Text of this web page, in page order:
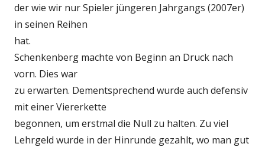
der wie wir nur Spieler jüngeren Jahrgangs (2007er)
in seinen Reihen
hat.
Schenkenberg machte von Beginn an Druck nach
vorn. Dies war
zu erwarten. Dementsprechend wurde auch defensiv
mit einer Viererkette
begonnen, um erstmal die Null zu halten. Zu viel
Lehrgeld wurde in der Hinrunde gezahlt, wo man gut